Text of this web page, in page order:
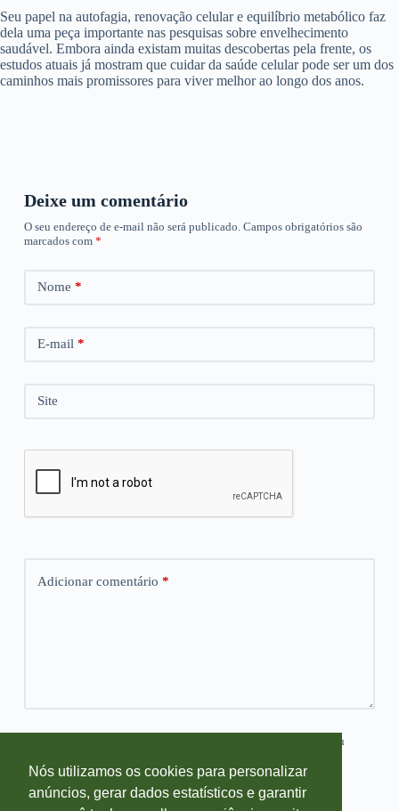
Seu papel na autofagia, renovação celular e equilíbrio metabólico faz
dela uma peça importante nas pesquisas sobre envelhecimento
saudável. Embora ainda existam muitas descobertas pela frente, os
estudos atuais já mostram que cuidar da saúde celular pode ser um dos
caminhos mais promissores para viver melhor ao longo dos anos.
Deixe um comentário
O seu endereço de e-mail não será publicado. Campos obrigatórios são
marcados com *
Nome *
E-mail*
Site
Adicionar comentário *
Salvar meus dados neste navegador para a próxima vez que eu
Publicar comentário
Nós utilizamos os cookies para personalizar
anúncios, gerar dados estatísticos e garantir